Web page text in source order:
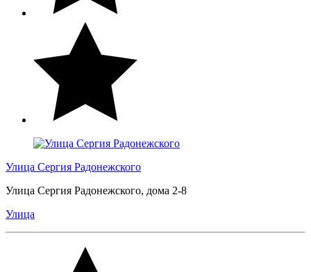
Улица Сергия Радонежского
Улица Сергия Радонежского, дома 2-8
Улица